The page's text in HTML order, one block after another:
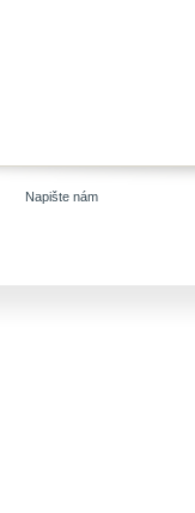
Napište nám